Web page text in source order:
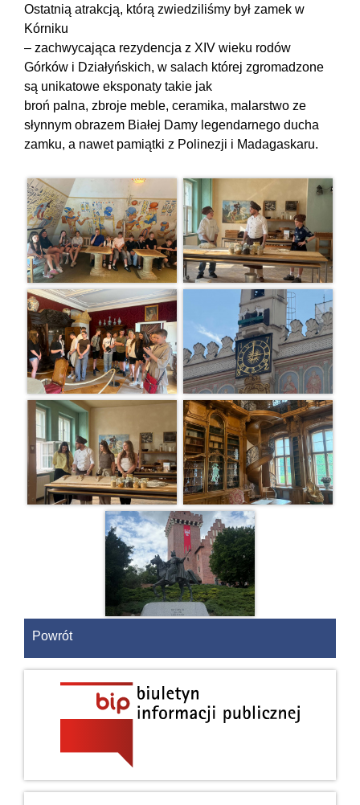
Ostatnią atrakcją, którą zwiedziliśmy był zamek w
Kórniku
– zachwycająca rezydencja z XIV wieku rodów
Górków i Działyńskich, w salach której zgromadzone
są unikatowe eksponaty takie jak
broń palna, zbroje meble, ceramika, malarstwo ze
słynnym obrazem Białej Damy legendarnego ducha
zamku, a nawet pamiątki z Polinezji i Madagaskaru.
Powrót